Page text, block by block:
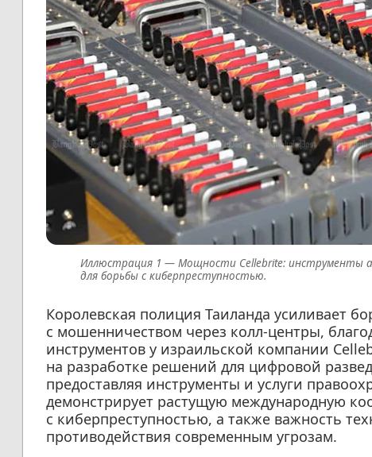
Мощности Cellebrite: инструменты
для борьбы с киберпреступностью.
Королевская полиция Таиланда усиливает
с мошенничеством через колл-центры,
инструментов у израильской компании
на разработке решений для цифровой
предоставляя инструменты и услуги
демонстрирует растущую международную
с киберпреступностью, а также важность
противодействия современным угрозам.